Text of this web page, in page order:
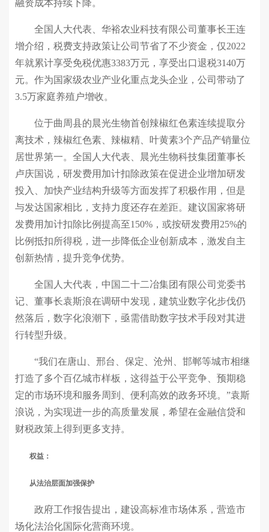
融资成本持续下降。
全国人大代表、华裕农业科技有限公司董事长王连
增介绍，税费支持政策让公司节省了不少资金，仅2022
年就累计享受免税优惠3383万元，享受出口退税3140万
元。作为国家级农业产业化重点龙头企业，公司带动了
3.5万家庭养殖户增收。
位于曲周县的晨光生物首创辣椒红色素连续提取分
离技术，辣椒红色素、辣椒精、叶黄素3个产品产销量位
居世界第一。全国人大代表、晨光生物科技集团董事长
卢庆国说，研发费用加计扣除政策在促进企业增加研发
投入、加快产业结构升级等方面发挥了积极作用，但是
与发达国家相比，支持力度还存在差距。建议国家将研
发费用加计扣除比例提高至150%，或按研发费用25%的
比例抵扣所得税，进一步降低企业创新成本，激发自主
创新热情，提升竞争优势。
全国人大代表，中国二十二冶集团有限公司党委书
记、董事长袁斯浪在调研中发现，建筑业数字化步伐仍
然落后，数字化浪潮下，亟需借助数字技术手段对其进
行转型升级。
“我们在唐山、邢台、保定、沧州、邯郸等城市相继
打造了多个百亿城市样板，这得益于公平竞争、预期稳
定的市场环境和服务周到、便利高效的政务环境。”袁斯
浪说，为实现进一步的高质量发展，希望在金融信贷和
财税政策上得到更多支持。
权益：
从法治层面加强保护
政府工作报告提出，建设高标准市场体系，营造市
场化法治化国际化营商环境。